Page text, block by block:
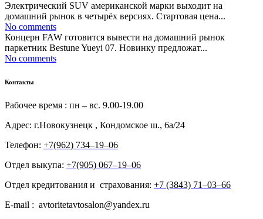
Электрический SUV американской марки выходит на
домашний рынок в четырёх версиях. Стартовая цена...
No comments
Концерн FAW готовится вывести на домашний рынок
паркетник Bestune Yueyi 07. Новинку предложат...
No comments
Контакты
Рабочее время : пн – вс. 9.00-19.00
Адрес: г.Новокузнецк , Кондомское ш., 6а/24
Телефон: +7(962) 734‒19‒06
Отдел выкупа: +7(905) 067‒19‒06
Отдел кредитования и страхования: +7 (3843) 71‒03‒66
E-mail : avtoritetavtosalon@yandex.ru